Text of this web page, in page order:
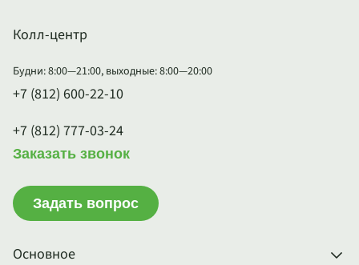
Основное
Колл-центр
Будни: 8:00—21:00, выходные: 8:00—20:00
+7 (812) 600-22-10
+7 (812) 777-03-24
Заказать звонок
Задать вопрос